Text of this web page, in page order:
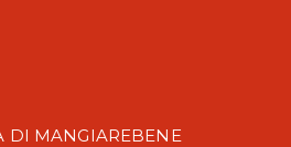
DI MANGIAREBENE